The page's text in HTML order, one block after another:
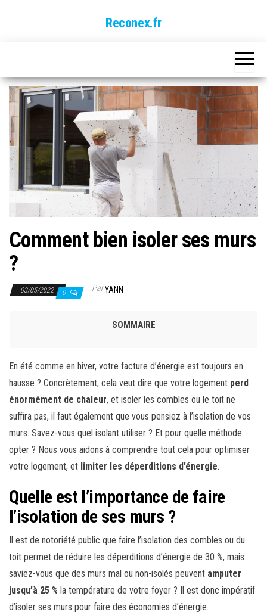
Reconex.fr
Comment bien isoler ses murs
?
03/05/2022 0 ParYANN
SOMMAIRE
En été comme en hiver, votre facture d’énergie est toujours en
hausse ? Concrètement, cela veut dire que votre logement perd
énormément de chaleur, et isoler les combles ou le toit ne
suffira pas, il faut également que vous pensiez à l’isolation de vos
murs. Savez-vous quel isolant utiliser ? Et pour quelle méthode
opter ? Nous vous aidons à comprendre tout cela pour optimiser
votre logement, et limiter les déperditions d’énergie.
Quelle est l’importance de faire
l’isolation de ses murs ?
Il est de notoriété public que faire l’isolation des combles ou du
toit permet de réduire les déperditions d’énergie de 30 %, mais
saviez-vous que des murs mal ou non-isolés peuvent amputer
jusqu’à 25 % la température de votre foyer ? Il est donc impératif
d’isoler ses murs pour faire des économies d’énergie.